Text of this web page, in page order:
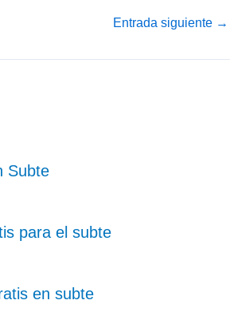
Entrada siguiente →
Subte
para el subte
en subte